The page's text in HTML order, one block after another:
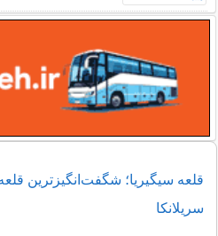
قلعه سیگیریا؛ شگفت‌انگیزترین
سریلانکا